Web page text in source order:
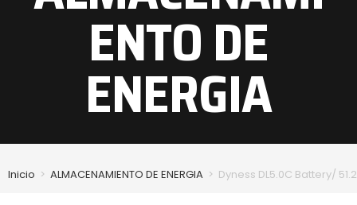
ENTO DE
ENERGIA
Inicio > ALMACENAMIENTO DE ENERGIA > Dyness DL5.0C Battery/